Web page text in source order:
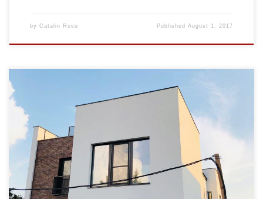
by Catalin Rosu PublishedAugust 1, 2017
Un proiect foarte interesant, casa unui arhitect, cu o singura
provocare: sa scoatem un stalp la etaj pe colt. S-a facut…
Arhitectura: Manole Zece SRL Structura: dr.ing. Catalin Rosu,
dr.ing. Loredana Joita